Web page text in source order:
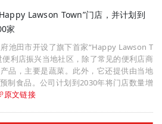
Lawson Town”门店，并计划到
家
池田市开设了旗下首家“Happy Lawson T
利店振兴当地社区，除了常见的便利店商
品，主要是蔬菜。此外，它还提供由当地
制食品。公司计划到2030年将门店数量增
原文链接